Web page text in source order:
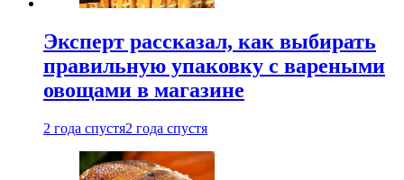
Эксперт рассказал, как выбирать
правильную упаковку с вареными
овощами в магазине
2 года спустя2 года спустя